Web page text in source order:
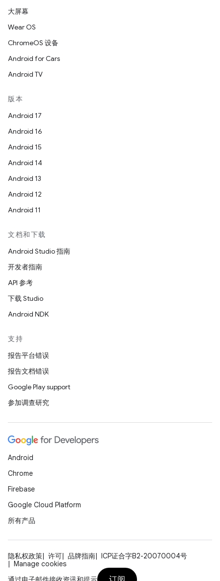
大屏幕
Wear OS
ChromeOS 设备
Android for Cars
Android TV
版本
Android 17
Android 16
Android 15
Android 14
Android 13
Android 12
Android 11
文档和下载
Android Studio 指南
开发者指南
API 参考
下载 Studio
Android NDK
支持
报告平台错误
报告文档错误
Google Play support
参加调查研究
Android
Chrome
Firebase
Google Cloud Platform
所有产品
隐私权政策 许可 品牌指南
ICP证合字B2-20070004号
Manage cookies